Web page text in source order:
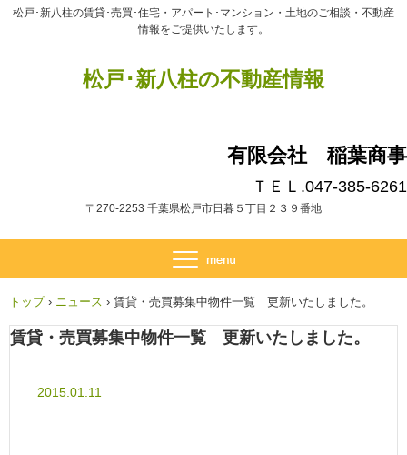
松戸･新八柱の不動産情報
松戸･新八柱の賃貸･売買･住宅・アパート･マンション・土地のご相談・不動産
情報をご提供いたします。
有限会社 稲葉商事
ＴＥＬ.047-385-6261
〒270-2253 千葉県松戸市日暮５丁目２３９番地
トップ › ニュース › 賃貸・売買募集中物件一覧 更新いたしました。
賃貸・売買募集中物件一覧 更新いたしました。
2015.01.11